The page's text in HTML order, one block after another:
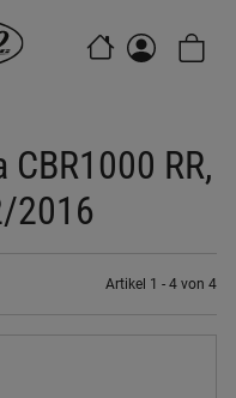
RR,
2016
Artikel 1 - 4 von 4